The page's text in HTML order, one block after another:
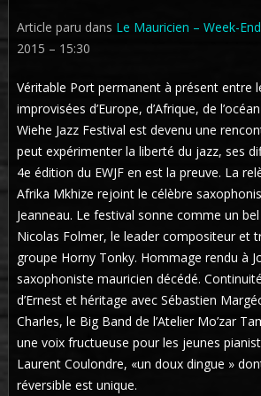
Article paru dans Le Mauricien – Week-End
2015 – 15:30
Véritable Port permanent à présent entre
improvisées d’Europe, d’Afrique, de
Wiehe Jazz Festival est devenu une
peut expérimenter la liberté du jazz, ses
4e édition du EWJF en est la preuve. La
Afrika Mkhize rejoint le célèbre
Jeanneau. Le festival sonne comme un
Nicolas Folmer, le leader compositeur et
groupe Horny Tonky. Hommage rendu à
saxophoniste mauricien décédé.
d’Ernest et héritage avec Sébastien
Charles, le Big Band de l’Atelier Mo’zar
une voix fructueuse pour les jeunes
Laurent Coulondre, «un doux dingue »
réversible est unique.